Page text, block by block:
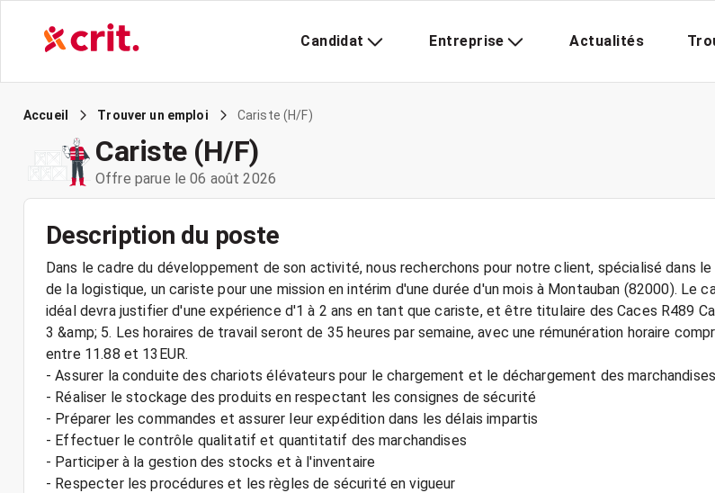
Candidat Entreprise Actualités
Accueil Trouver un emploi Cariste (H/F)
Cariste (H/F)
Offre parue le 06 août 2026
Description du poste
Dans le cadre du développement de son activité, nous recherchons pour notre client, spécialisé dans
de la logistique, un cariste pour une mission en intérim d'une durée d'un mois à Montauban (82000). Le
idéal devra justifier d'une expérience d'1 à 2 ans en tant que cariste, et être titulaire des Caces R489
3 &amp; 5. Les horaires de travail seront de 35 heures par semaine, avec une rémunération horaire
entre 11.88 et 13EUR.
- Assurer la conduite des chariots élévateurs pour le chargement et le déchargement des marchandises
- Réaliser le stockage des produits en respectant les consignes de sécurité
- Préparer les commandes et assurer leur expédition dans les délais impartis
- Effectuer le contrôle qualitatif et quantitatif des marchandises
- Participer à la gestion des stocks et à l'inventaire
- Respecter les procédures et les règles de sécurité en vigueur